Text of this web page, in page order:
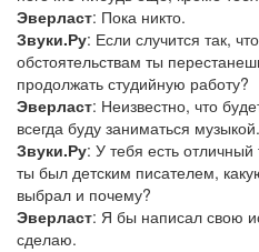
Эверласт: Пока никто.
Звуки.Ру: Если случится так,
обстоятельствам ты
продолжать студийную работу?
Эверласт: Неизвестно, что
всегда буду заниматься музыкой.
Звуки.Ру: У тебя есть отличный
ты был детским писателем,
выбрал и почему?
Эверласт: Я бы написал свою
сделаю.